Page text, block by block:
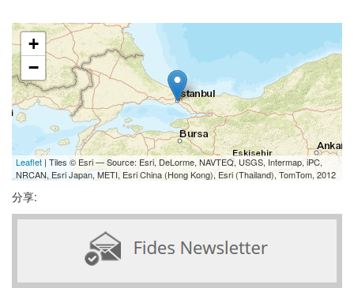
+
−
Leaflet | Tiles © Esri — Source: Esri, DeLorme, NAVTEQ, USGS, Intermap, iPC,
NRCAN, Esri Japan, METI, Esri China (Hong Kong), Esri (Thailand), TomTom, 2012
分享: